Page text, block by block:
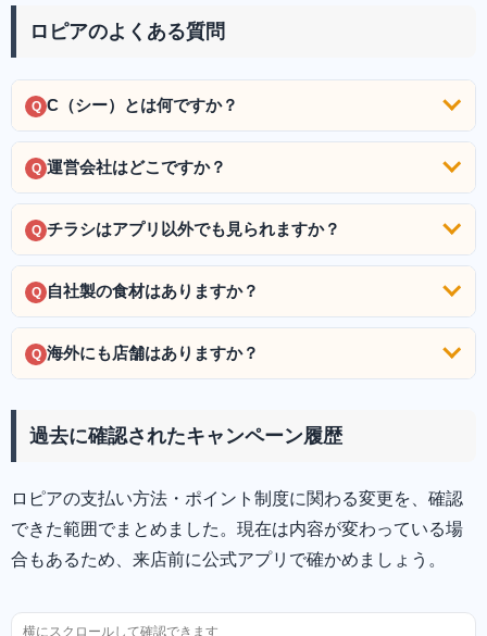
ロピアのよくある質問
Q C（シー）とは何ですか？
Q 運営会社はどこですか？
Q チラシはアプリ以外でも見られますか？
Q 自社製の食材はありますか？
Q 海外にも店舗はありますか？
過去に確認されたキャンペーン履歴
ロピアの支払い方法・ポイント制度に関わる変更を、確認
できた範囲でまとめました。現在は内容が変わっている場
合もあるため、来店前に公式アプリで確かめましょう。